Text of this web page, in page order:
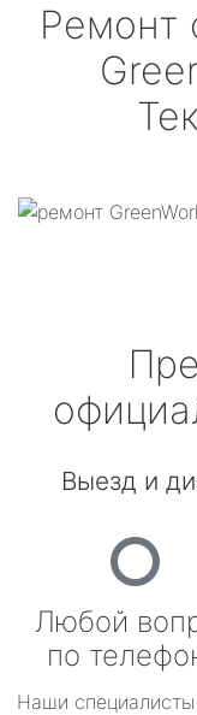
Ремонт
Выезд и
Любой
по
Наши специалисты